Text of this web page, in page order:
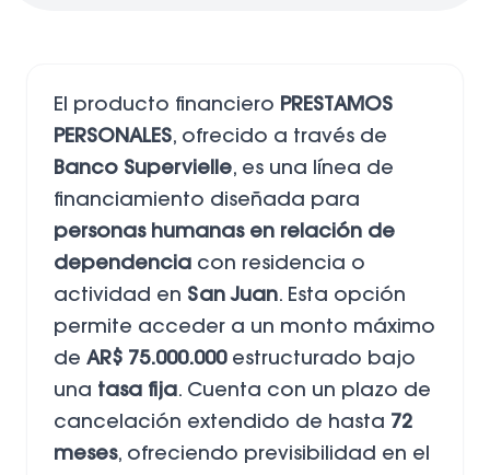
El producto financiero PRESTAMOS
PERSONALES, ofrecido a través de
Banco Supervielle, es una línea de
financiamiento diseñada para
personas humanas en relación de
dependencia con residencia o
actividad en San Juan. Esta opción
permite acceder a un monto máximo
de AR$ 75.000.000estructurado bajo
una tasa fija. Cuenta con un plazo de
cancelación extendido de hasta 72
meses, ofreciendo previsibilidad en el